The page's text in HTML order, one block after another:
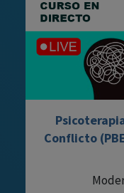
Conflicto